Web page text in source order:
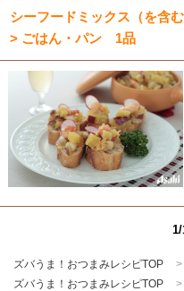
シーフードミックス（を含
> ごはん・パン 1品
ズバうま！おつまみレシピTOP
ズバうま！おつまみレシピTOP